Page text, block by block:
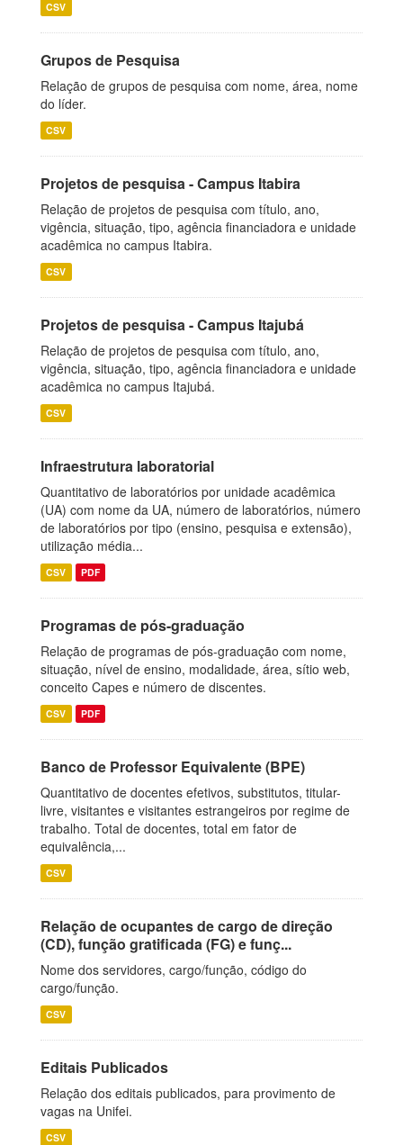
CSV
Grupos de Pesquisa
Relação de grupos de pesquisa com nome, área, nome
do líder.
CSV
Projetos de pesquisa - Campus Itabira
Relação de projetos de pesquisa com título, ano,
vigência, situação, tipo, agência financiadora e unidade
acadêmica no campus Itabira.
CSV
Projetos de pesquisa - Campus Itajubá
Relação de projetos de pesquisa com título, ano,
vigência, situação, tipo, agência financiadora e unidade
acadêmica no campus Itajubá.
CSV
Infraestrutura laboratorial
Quantitativo de laboratórios por unidade acadêmica
(UA) com nome da UA, número de laboratórios, número
de laboratórios por tipo (ensino, pesquisa e extensão),
utilização média...
CSV PDF
Programas de pós-graduação
Relação de programas de pós-graduação com nome,
situação, nível de ensino, modalidade, área, sítio web,
conceito Capes e número de discentes.
CSV PDF
Banco de Professor Equivalente (BPE)
Quantitativo de docentes efetivos, substitutos, titular-
livre, visitantes e visitantes estrangeiros por regime de
trabalho. Total de docentes, total em fator de
equivalência,...
CSV
Relação de ocupantes de cargo de direção
(CD), função gratificada (FG) e funç...
Nome dos servidores, cargo/função, código do
cargo/função.
CSV
Editais Publicados
Relação dos editais publicados, para provimento de
vagas na Unifei.
CSV